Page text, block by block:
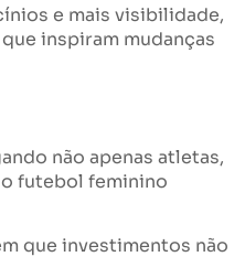
e mais visibilidade,
inspiram mudanças
não apenas atletas,
futebol feminino
que investimentos não